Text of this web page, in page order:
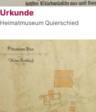
Urkunde
Heimatmuseum Quierschied